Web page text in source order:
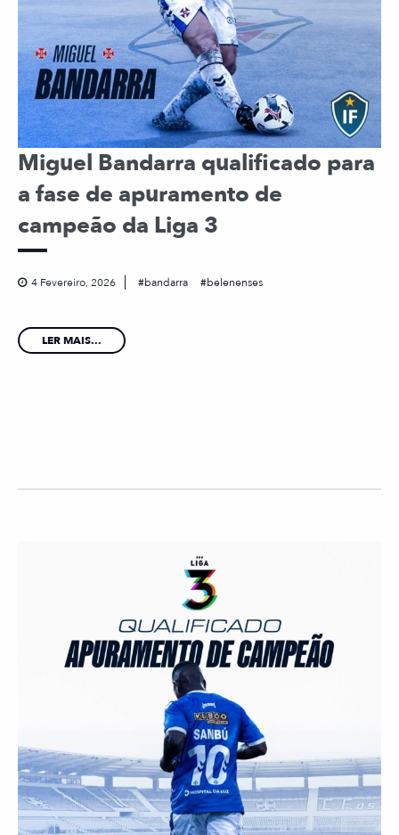
Miguel Bandarra qualificado para
a fase de apuramento de
campeão da Liga 3
4 Fevereiro, 2026 bandarra belenenses
LER MAIS...